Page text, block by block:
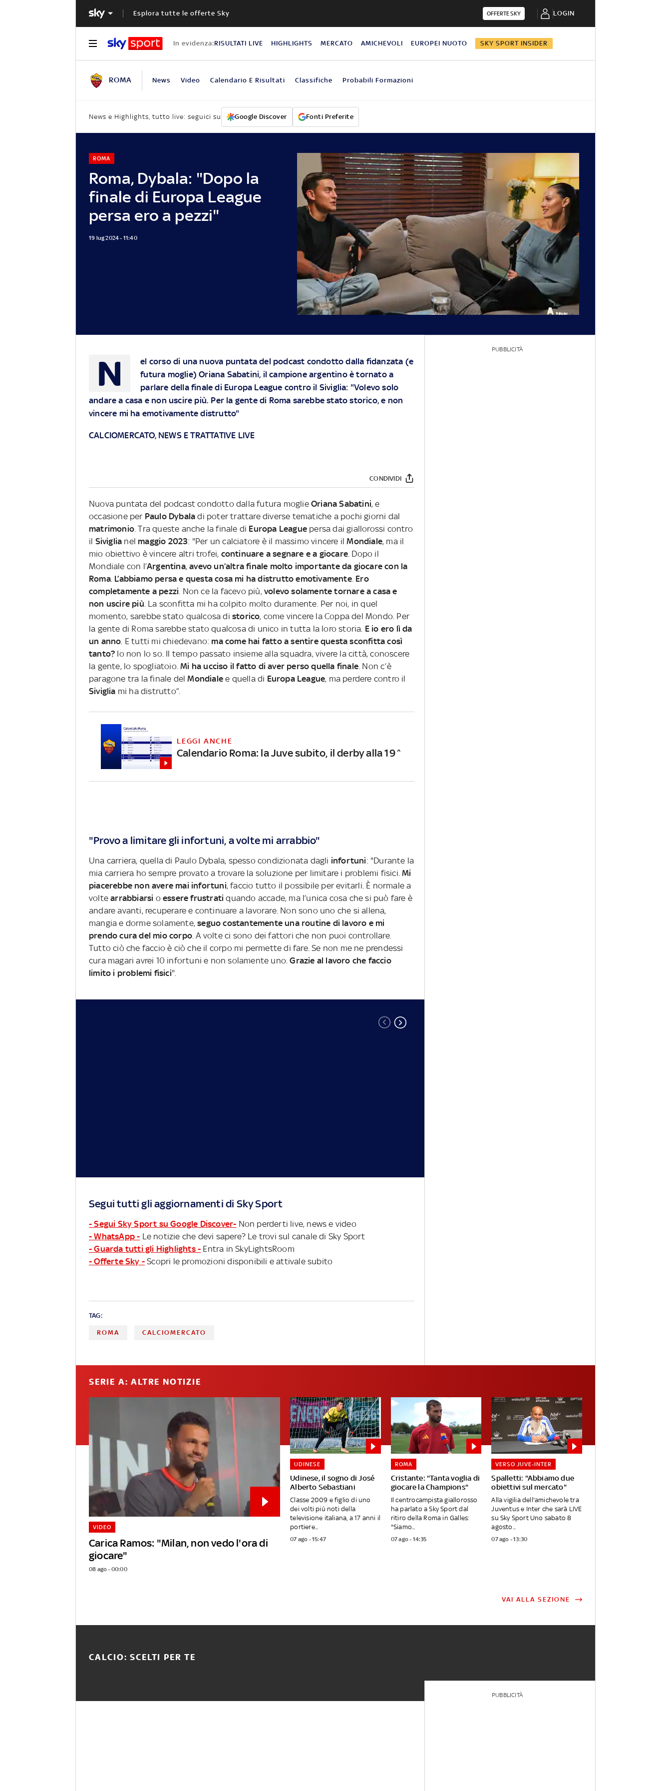
Esplora tutte le offerte Sky OFFERTE SKY LOGIN
In evidenza:RISULTATI LIVE HIGHLIGHTS MERCATO AMICHEVOLI EUROPEI NUOTO SKY SPORT INSIDER
ROMA News Video Calendario E Risultati Classifiche Probabili Formazioni
News e Highlights, tutto live: seguici su Google Discover Fonti Preferite
Roma, Dybala: "Dopo la
finale di Europa League
persa ero a pezzi"
ROMA
19 lug 2024 - 11:40
N
el corso di una nuova puntata del podcast condotto dalla fidanzata (e
futura moglie) Oriana Sabatini, il campione argentino è tornato a
parlare della finale di Europa League contro il Siviglia: "Volevo solo
andare a casa e non uscire più. Per la gente di Roma sarebbe stato storico, e non
vincere mi ha emotivamente distrutto"
CALCIOMERCATO, NEWS E TRATTATIVE LIVE
CONDIVIDI
Nuova puntata del podcast condotto dalla futura moglie Oriana Sabatini, e
occasione per Paulo Dybala di poter trattare diverse tematiche a pochi giorni dal
matrimonio. Tra queste anche la finale di Europa League persa dai giallorossi contro
il Siviglia nel maggio 2023: "Per un calciatore è il massimo vincere ilMondiale, ma il
mio obiettivo è vincere altri trofei, continuare a segnare e a giocare. Dopo il
Mondiale con l’Argentina,avevo un’altra finale molto importante da giocare con la
Roma. L’abbiamo persa e questa cosa mi ha distrutto emotivamente. Ero
completamente a pezzi. Non ce la facevo più,volevo solamente tornare a casa e
non uscire più. La sconfitta mi ha colpito molto duramente. Per noi, in quel
momento, sarebbe stato qualcosa di storico, come vincere la Coppa del Mondo. Per
la gente di Roma sarebbe stato qualcosa di unico in tutta la loro storia. E io ero lì da
un anno. E tutti mi chiedevano: ma come hai fatto a sentire questa sconfitta così
tanto? Io non lo so. Il tempo passato insieme alla squadra, vivere la città, conoscere
la gente, lo spogliatoio.Mi ha ucciso il fatto di aver perso quella finale. Non c’è
paragone tra la finale delMondialee quella di Europa League, ma perdere contro il
Siviglia mi ha distrutto”.
LEGGI ANCHE
Calendario Roma: la Juve subito, il derby alla 19^
"Provo a limitare gli infortuni, a volte mi arrabbio"
Una carriera, quella di Paulo Dybala, spesso condizionata dagli infortuni: "Durante la
mia carriera ho sempre provato a trovare la soluzione per limitare i problemi fisici.Mi
piacerebbe non avere mai infortuni, faccio tutto il possibile per evitarli. È normale a
voltearrabbiarsi oessere frustrati quando accade, ma l’unica cosa che si può fare è
andare avanti, recuperare e continuare a lavorare. Non sono uno che si allena,
mangia e dorme solamente,seguo costantemente una routine di lavoro e mi
prendo cura del mio corpo . A volte ci sono dei fattori che non puoi controllare.
Tutto ciò che faccio è ciò che il corpo mi permette di fare. Se non me ne prendessi
cura magari avrei 10 infortuni e non solamente uno.Grazie al lavoro che faccio
limito i problemi fisici".
Segui tutti gli aggiornamenti di Sky Sport
- Segui Sky Sport su Google Discover- Non perderti live, news e video
- WhatsApp - Le notizie che devi sapere? Le trovi sul canale di Sky Sport
- Guarda tutti gli Highlights - Entra in SkyLightsRoom
- Offerte Sky - Scopri le promozioni disponibili e attivale subito
TAG:
ROMA CALCIOMERCATO
PUBBLICITÀ
SERIE A: ALTRE NOTIZIE
Carica Ramos: "Milan, non vedo l'ora di
giocare"
VIDEO
08 ago - 00:00
Udinese, il sogno di José
Alberto Sebastiani
UDINESE
Classe 2009 e figlio di uno
dei volti più noti della
televisione italiana, a 17 anni il
portiere...
07 ago - 15:47
Cristante: "Tanta voglia di
giocare la Champions"
ROMA
Il centrocampista giallorosso
ha parlato a Sky Sport dal
ritiro della Roma in Galles:
"Siamo...
07 ago - 14:35
Spalletti: "Abbiamo due
obiettivi sul mercato"
VERSO JUVE-INTER
Alla vigilia dell'amichevole tra
Juventus e Inter che sarà LIVE
su Sky Sport Uno sabato 8
agosto...
07 ago - 13:30
VAI ALLA SEZIONE
CALCIO: SCELTI PER TE
PUBBLICITÀ